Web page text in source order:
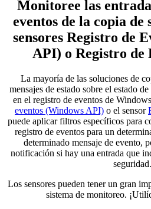
Monitoree las
eventos de la copia de
sensores Registro de
API) o Registro de
La mayoría de las soluciones de
mensajes de estado sobre el estado
en el registro de eventos de
eventos (Windows API) o el sensor
puede aplicar filtros específicos para
registro de eventos para un
determinado mensaje de evento,
notificación si hay una entrada que
seguridad.
Los sensores pueden tener un gran
sistema de monitoreo.